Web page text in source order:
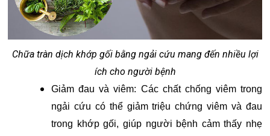
Chữa tràn dịch khớp gối bằng ngải cứu mang đến nhiều lợi
ích cho người bệnh
Giảm đau và viêm: Các chất chống viêm trong
ngải cứu có thể giảm triệu chứng viêm và đau
trong khớp gối, giúp người bệnh cảm thấy nhẹ